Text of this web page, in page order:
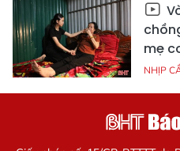
mẹ
NHỊP